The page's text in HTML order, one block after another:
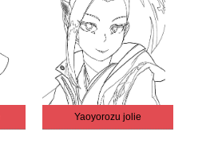
Yaoyorozu jolie